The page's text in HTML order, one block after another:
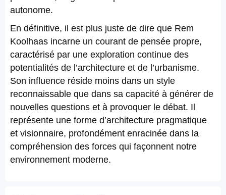
autonome.
En définitive, il est plus juste de dire que Rem
Koolhaas incarne un courant de pensée propre,
caractérisé par une exploration continue des
potentialités de l’architecture et de l’urbanisme.
Son influence réside moins dans un style
reconnaissable que dans sa capacité à générer de
nouvelles questions et à provoquer le débat. Il
représente une forme d’architecture pragmatique
et visionnaire, profondément enracinée dans la
compréhension des forces qui façonnent notre
environnement moderne.